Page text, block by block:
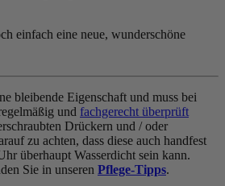
einfach eine neue, wunderschöne
bleibende Eigenschaft und muss bei
und fachgerecht überprüft
Drückern und / oder
zu achten, dass diese auch handfest
überhaupt Wasserdicht sein kann.
Sie in unseren Pflege-Tipps.